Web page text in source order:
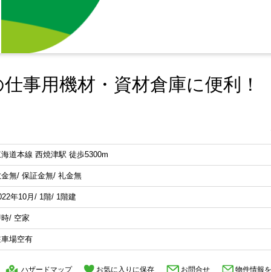
事用機材・資材倉庫に便利！
道本線 西焼津駅 徒歩5300m
無/ 保証金無/ 礼金無
年10月/ 1階/ 1階建
/ 空家
場空有
ハザードマップ お気に入りに保存 お問合せ 物件情報